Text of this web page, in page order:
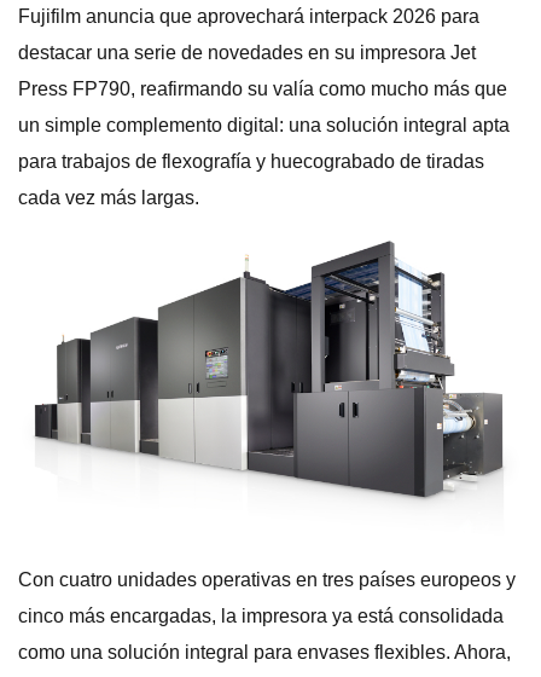
Fujifilm anuncia que aprovechará interpack 2026 para
destacar una serie de novedades en su impresora Jet
Press FP790, reafirmando su valía como mucho más que
un simple complemento digital: una solución integral apta
para trabajos de flexografía y huecograbado de tiradas
cada vez más largas.
Con cuatro unidades operativas en tres países europeos y
cinco más encargadas, la impresora ya está consolidada
como una solución integral para envases flexibles. Ahora,